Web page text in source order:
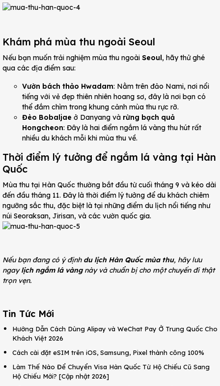
Khám phá mùa thu ngoài Seoul
Nếu bạn muốn trải nghiệm mùa thu ngoài Seoul, hãy thử ghé
qua các địa điểm sau:
Vườn bách thảo Hwadam: Nằm trên đảo Nami, nơi nổi
tiếng với vẻ đẹp thiên nhiên hoang sơ, đây là nơi bạn có
thể đắm chìm trong khung cảnh mùa thu rực rỡ.
Đèo Bobaljae ở Danyang và rừng bạch quả
Hongcheon: Đây là hai điểm ngắm lá vàng thu hút rất
nhiều du khách mỗi khi mùa thu về.
Thời điểm lý tưởng để ngắm lá vàng tại Hàn
Quốc
Mùa thu tại Hàn Quốc thường bắt đầu từ cuối tháng 9 và kéo dài
đến đầu tháng 11. Đây là thời điểm lý tưởng để du khách chiêm
ngưỡng sắc thu, đặc biệt là tại những điểm du lịch nổi tiếng như
núi Seoraksan, Jirisan, và các vườn quốc gia.
Nếu bạn đang có ý định du lịch Hàn Quốc mùa thu, hãy lưu
ngaylịch ngắm lá vàngnày và chuẩn bị cho một chuyến đi thật
trọn vẹn.
Tin Tức Mới
Hướng Dẫn Cách Dùng Alipay và WeChat Pay Ở Trung Quốc Cho
Khách Việt 2026
Cách cài đặt eSIM trên iOS, Samsung, Pixel thành công 100%
Làm Thế Nào Để Chuyển Visa Hàn Quốc Từ Hộ Chiếu Cũ Sang
Hộ Chiếu Mới? [Cập nhật 2026]